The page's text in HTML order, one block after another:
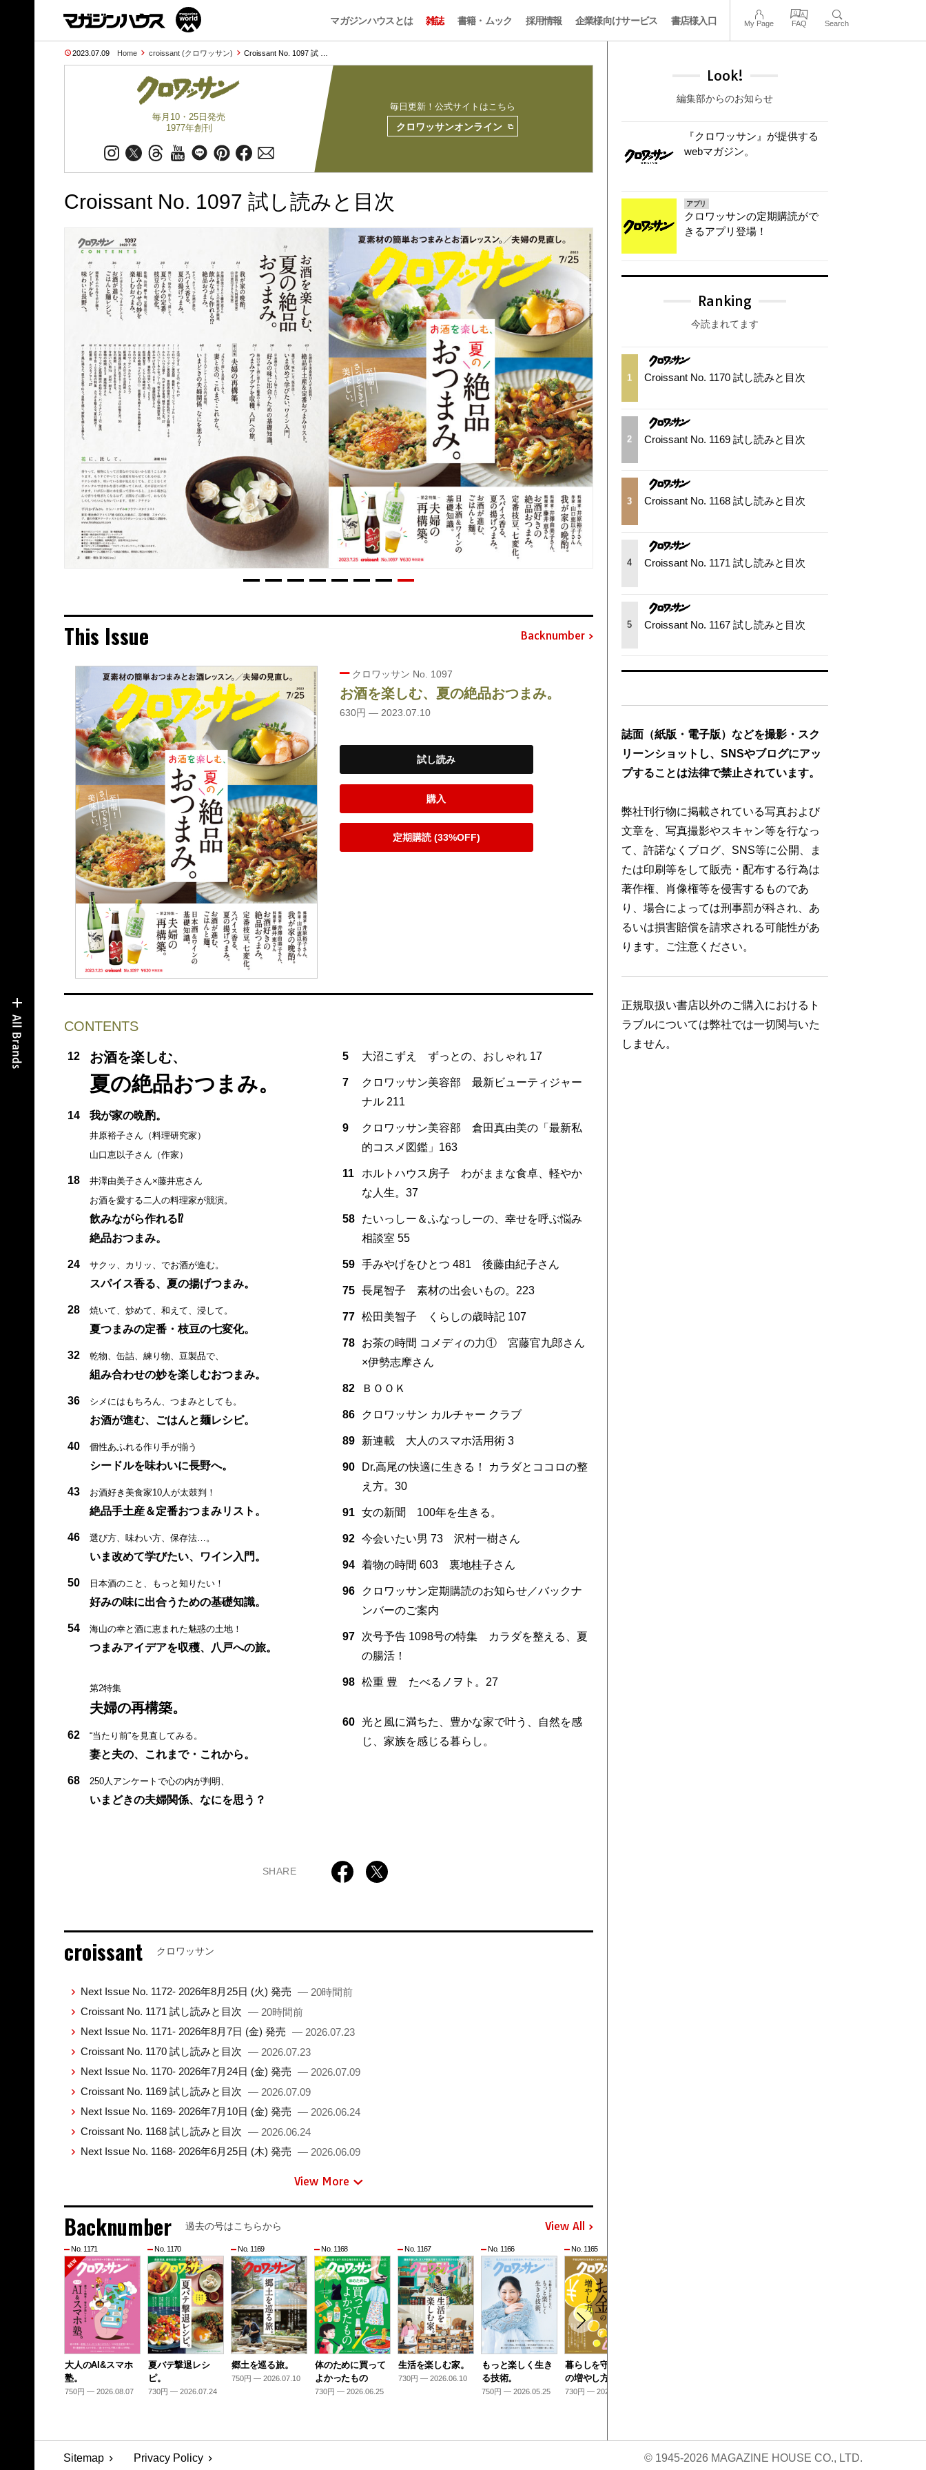
マガジンハウスとは 雑誌 書籍・ムック 採用情報 企業様向けサービス 書店様入口 My Page FAQ Search
2023.07.09 Home croissant (クロワッサン) Croissant No. 1097 試 …
毎月10・25日発売
1977年創刊
毎日更新！公式サイトはこちら
クロワッサンオンライン
Croissant No. 1097 試し読みと目次
This Issue Backnumber
クロワッサン No. 1097
お酒を楽しむ、夏の絶品おつまみ。
630円 — 2023.07.10
試し読み
購入
定期購読 (33%OFF)
CONTENTS
12 お酒を楽しむ、
夏の絶品おつまみ。
14 我が家の晩酌。
井原裕子さん（料理研究家）
山口恵以子さん（作家）
18
井澤由美子さん×藤井恵さん
お酒を愛する二人の料理家が競演。
飲みながら作れる⁉
絶品おつまみ。
24 サクッ、カリッ、でお酒が進む。
スパイス香る、夏の揚げつまみ。
28 焼いて、炒めて、和えて、浸して。
夏つまみの定番・枝豆の七変化。
32 乾物、缶詰、練り物、豆製品で、
組み合わせの妙を楽しむおつまみ。
36 シメにはもちろん、つまみとしても。
お酒が進む、ごはんと麺レシピ。
40 個性あふれる作り手が揃う
シードルを味わいに長野へ。
43 お酒好き美食家10人が太鼓判！
絶品手土産＆定番おつまみリスト。
46 選び方、味わい方、保存法…。
いま改めて学びたい、ワイン入門。
50 日本酒のこと、もっと知りたい！
好みの味に出合うための基礎知識。
54 海山の幸と酒に恵まれた魅惑の土地！
つまみアイデアを収穫、八戸への旅。
第2特集
夫婦の再構築。
62 “当たり前”を見直してみる。
妻と夫の、これまで・これから。
68 250人アンケートで心の内が判明、
いまどきの夫婦関係、なにを思う？
5 大沼こずえ ずっとの、おしゃれ 17
7
クロワッサン美容部 最新ビューティジャー
ナル 211
9
クロワッサン美容部 倉田真由美の「最新私
的コスメ図鑑」163
11
ホルトハウス房子 わがままな食卓、軽やか
な人生。37
58
たいっしー＆ふなっしーの、幸せを呼ぶ悩み
相談室 55
59 手みやげをひとつ 481 後藤由紀子さん
75 長尾智子 素材の出会いもの。223
77 松田美智子 くらしの歳時記 107
78
お茶の時間 コメディの力① 宮藤官九郎さん
×伊勢志摩さん
82 ＢＯＯＫ
86 クロワッサン カルチャー クラブ
89 新連載 大人のスマホ活用術 3
90
Dr.高尾の快適に生きる！ カラダとココロの整
え方。30
91 女の新聞 100年を生きる。
92 今会いたい男 73 沢村一樹さん
94 着物の時間 603 裏地桂子さん
96
クロワッサン定期購読のお知らせ／バックナ
ンバーのご案内
97
次号予告 1098号の特集 カラダを整える、夏
の腸活！
98 松重 豊 たべるノヲト。27
60 光と風に満ちた、豊かな家で叶う、自然を感
じ、家族を感じる暮らし。
SHARE
croissant クロワッサン
Next Issue No. 1172- 2026年8月25日 (火) 発売 — 20時間前
Croissant No. 1171 試し読みと目次 — 20時間前
Next Issue No. 1171- 2026年8月7日 (金) 発売 — 2026.07.23
Croissant No. 1170 試し読みと目次 — 2026.07.23
Next Issue No. 1170- 2026年7月24日 (金) 発売 — 2026.07.09
Croissant No. 1169 試し読みと目次 — 2026.07.09
Next Issue No. 1169- 2026年7月10日 (金) 発売 — 2026.06.24
Croissant No. 1168 試し読みと目次 — 2026.06.24
Next Issue No. 1168- 2026年6月25日 (木) 発売 — 2026.06.09
View More
Backnumber 過去の号はこちらから View All
No. 1171
大人のAI&スマホ
塾。
750円 — 2026.08.07
No. 1170
夏バテ撃退レシ
ピ。
730円 — 2026.07.24
No. 1169
郷土を巡る旅。
750円 — 2026.07.10
No. 1168
体のために買って
よかったもの
730円 — 2026.06.25
No. 1167
生活を楽しむ家。
730円 — 2026.06.10
No. 1166
もっと楽しく生き
る技術。
750円 — 2026.05.25
No. 1165
暮らしを守るお金
の増やし方。
730円 — 2026.05.09
Look!
編集部からのお知らせ
『クロワッサン』が提供する
webマガジン。
アプリ
クロワッサンの定期購読がで
きるアプリ登場！
Ranking
今読まれてます
1 Croissant No. 1170 試し読みと目次
2 Croissant No. 1169 試し読みと目次
3 Croissant No. 1168 試し読みと目次
4 Croissant No. 1171 試し読みと目次
5 Croissant No. 1167 試し読みと目次
誌面（紙版・電子版）などを撮影・スク
リーンショットし、SNSやブログにアッ
プすることは法律で禁止されています。
弊社刊行物に掲載されている写真および
文章を、写真撮影やスキャン等を行なっ
て、許諾なくブログ、SNS等に公開、ま
たは印刷等をして販売・配布する行為は
著作権、肖像権等を侵害するものであ
り、場合によっては刑事罰が科され、あ
るいは損害賠償を請求される可能性があ
ります。ご注意ください。
正規取扱い書店以外のご購入におけるト
ラブルについては弊社では一切関与いた
しません。
Sitemap Privacy Policy © 1945-2026 MAGAZINE HOUSE CO., LTD.